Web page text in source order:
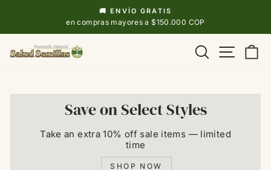
al
contenido
diapositivas
pausa
🚚 ENVÍO GRATIS
en compras mayores a $150.000 COP
Buscar
Save on Select Styles
Take an extra 10% off sale items — limited
time
SHOP NOW